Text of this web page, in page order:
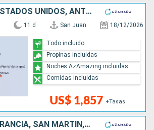
PUERTO RICO, ESTADOS UNIDOS, ANTIGUA Y BARBUDA, FRANCIA, TRINIDAD Y TOBAGO, SAN VINCENT Y LAS GRANADINAS, BARBADOS
11 d San Juan 18/12/2026
US$ 1,857 +Tasas
Todo incluido
Propinas incluidas
Noches AzAmazing incluidas
Comidas incluidas
PUERTO RICO, FRANCIA, SAN MARTÍN, ANTIGUA Y BARBUDA, ESTADOS UNIDOS